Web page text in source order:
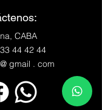
CABA
44 42 44
gmail . com